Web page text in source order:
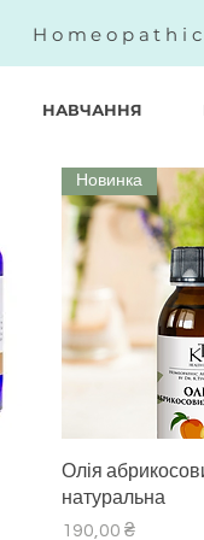
НАВЧАННЯ
Швидкий
Новинка
Олія
натуральна
Ціна
190,00 ₴